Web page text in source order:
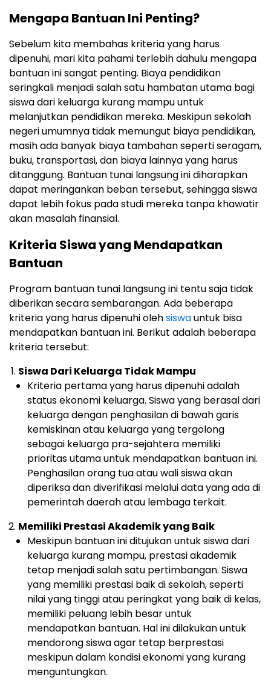
Mengapa Bantuan Ini Penting?
Sebelum kita membahas kriteria yang harus
dipenuhi, mari kita pahami terlebih dahulu mengapa
bantuan ini sangat penting. Biaya pendidikan
seringkali menjadi salah satu hambatan utama bagi
siswa dari keluarga kurang mampu untuk
melanjutkan pendidikan mereka. Meskipun sekolah
negeri umumnya tidak memungut biaya pendidikan,
masih ada banyak biaya tambahan seperti seragam,
buku, transportasi, dan biaya lainnya yang harus
ditanggung. Bantuan tunai langsung ini diharapkan
dapat meringankan beban tersebut, sehingga siswa
dapat lebih fokus pada studi mereka tanpa khawatir
akan masalah finansial.
Kriteria Siswa yang Mendapatkan
Bantuan
Program bantuan tunai langsung ini tentu saja tidak
diberikan secara sembarangan. Ada beberapa
kriteria yang harus dipenuhi olehsiswauntuk bisa
mendapatkan bantuan ini. Berikut adalah beberapa
kriteria tersebut:
Siswa Dari Keluarga Tidak Mampu
Kriteria pertama yang harus dipenuhi adalah
status ekonomi keluarga. Siswa yang berasal dari
keluarga dengan penghasilan di bawah garis
kemiskinan atau keluarga yang tergolong
sebagai keluarga pra-sejahtera memiliki
prioritas utama untuk mendapatkan bantuan ini.
Penghasilan orang tua atau wali siswa akan
diperiksa dan diverifikasi melalui data yang ada di
pemerintah daerah atau lembaga terkait.
Memiliki Prestasi Akademik yang Baik
Meskipun bantuan ini ditujukan untuk siswa dari
keluarga kurang mampu, prestasi akademik
tetap menjadi salah satu pertimbangan. Siswa
yang memiliki prestasi baik di sekolah, seperti
nilai yang tinggi atau peringkat yang baik di kelas,
memiliki peluang lebih besar untuk
mendapatkan bantuan. Hal ini dilakukan untuk
mendorong siswa agar tetap berprestasi
meskipun dalam kondisi ekonomi yang kurang
menguntungkan.